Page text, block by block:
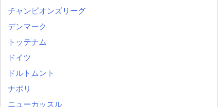
チャンピオンズリーグ
デンマーク
トッテナム
ドイツ
ドルトムント
ナポリ
ニューカッスル